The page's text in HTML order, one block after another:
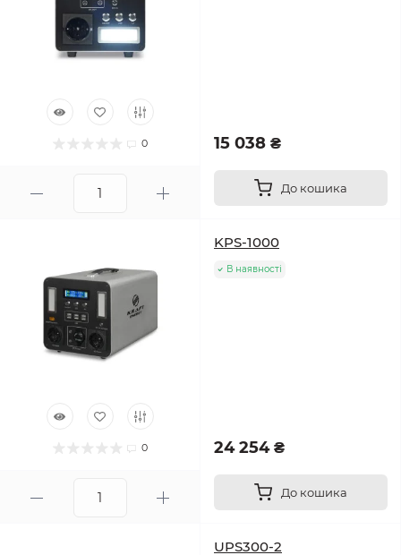
0 15 038 ₴
До кошика
0
KPS-1000
В наявності
24 254 ₴
До кошика
UPS300-2